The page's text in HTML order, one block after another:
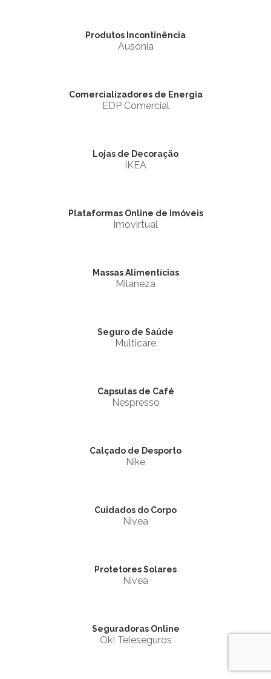
Produtos Incontinência
Ausónia
Comercializadores de Energia
EDP Comercial
Lojas de Decoração
IKEA
Plataformas Online de Imóveis
Imovirtual
Massas Alimentícias
Milaneza
Seguro de Saúde
Multicare
Capsulas de Café
Nespresso
Calçado de Desporto
Nike
Cuidados do Corpo
Nivea
Protetores Solares
Nivea
Seguradoras Online
Ok! Teleseguros